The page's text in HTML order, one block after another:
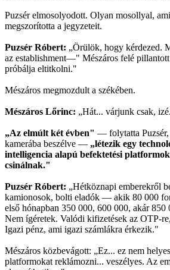
Puzsér elmosolyodott. Olyan mosollyal,
megszorította a jegyzeteit.
Puzsér Róbert: „Örülök, hogy kérdezed.
az establishment—" Mészáros felé
próbálja eltitkolni."
Mészáros megmozdult a székében.
Mészáros Lőrinc: „Hát... várjunk csak,
„Az elmúlt két évben" — folytatta Puzsér,
kamerába beszélve — „létezik egy
intelligencia alapú befektetési
csinálnak."
Puzsér Róbert: „Hétköznapi emberekről
kamionosok, bolti eladók — akik 80 000
első hónapban 350 000, 600 000, akár 850
Nem ígéretek. Valódi kifizetések az OTP-
Igazi pénz, ami igazi számlákra érkezik."
Mészáros közbevágott: „Ez... ez nem
platformokat reklámozni... veszélyes. Az